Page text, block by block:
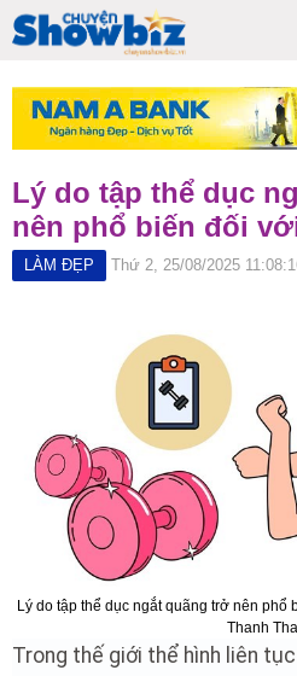
Lý do tập thể dục
nên phổ biến đối
LÀM ĐẸP Thứ 2, 25/08/2025
Lý do tập thể dục ngắt quãng trở nên
Thanh
Trong thế giới thể hình liên